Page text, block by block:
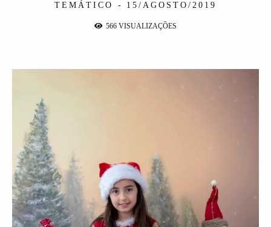
TEMÁTICO 15/AGOSTO/2019
566 VISUALIZAÇÕES